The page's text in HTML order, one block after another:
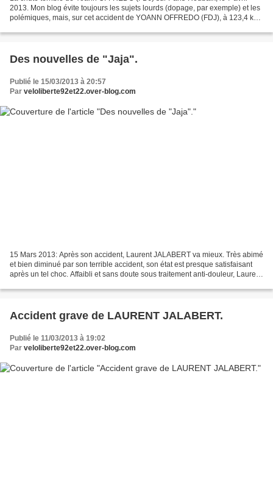
2013. Mon blog évite toujours les sujets lourds (dopage, par exemple) et les
polémiques, mais, sur cet accident de YOANN OFFREDO (FDJ), à 123,4 km
Des nouvelles de "Jaja".
Publié le 15/03/2013 à 20:57
Par veloliberte92et22.over-blog.com
15 Mars 2013: Après son accident, Laurent JALABERT va mieux. Très abimé
et bien diminué par son terrible accident, son état est presque satisfaisant
après un tel choc. Affaibli et sans doute sous traitement anti-douleur, Laurent
Accident grave de LAURENT JALABERT.
Publié le 11/03/2013 à 19:02
Par veloliberte92et22.over-blog.com